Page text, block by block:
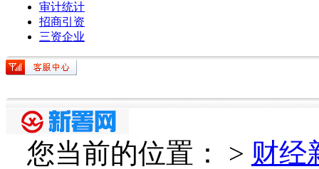
审计统计
招商引资
三资企业
您当前的位置： > 财经